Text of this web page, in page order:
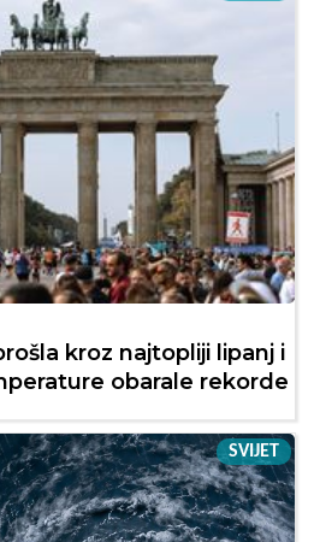
kroz najtopliji lipanj i
obarale rekorde
SVIJET